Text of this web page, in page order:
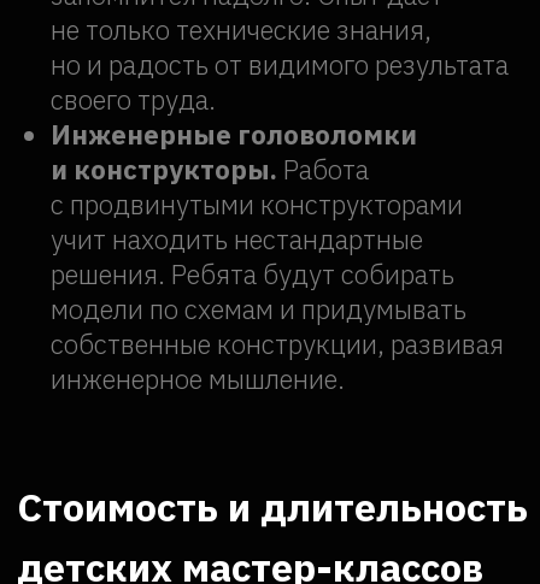
Длительность мастер‑классов
варьируется от 30 минут до 2 часов —
вы можете подобрать формат, который
оптимально впишется в расписание
и подойдет по возрасту. Короткие
сессии подойдут для самых юных
участников, а расширенные программы
позволят глубже погрузиться в тему
и реализовать более сложные проекты.
в течение 10 минут
+7 (495) 147-42-92